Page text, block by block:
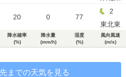
20 0 77
2
東北東
降水確率
(%)
降水量
(mm/h)
湿度
(%)
風向風速
(m/s)
までの天気を見る